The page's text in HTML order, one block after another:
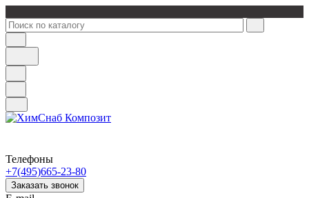
Телефоны
+7(495)665-23-80
Заказать звонок